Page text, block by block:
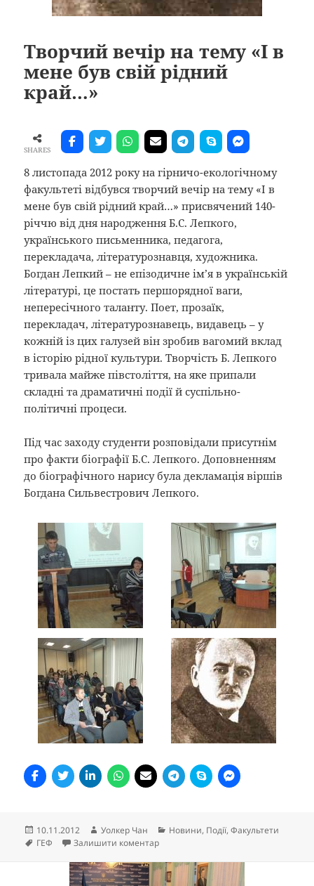
Творчий вечір на тему «І в
мене був свій рідний
край…»
SHARES
8 листопада 2012 року на гірничо-екологічному
факультеті відбувся творчий вечір на тему «І в
мене був свій рідний край…» присвячений 140-
річчю від дня народження Б.С. Лепкого,
українського письменника, педагога,
перекладача, літературознавця, художника.
Богдан Лепкий – не епізодичне ім’я в українській
літературі, це постать першорядної ваги,
непересічного таланту. Поет, прозаїк,
перекладач, літературознавець, видавець – у
кожній із цих галузей він зробив вагомий вклад
в історію рідної культури. Творчість Б. Лепкого
тривала майже півстоліття, на яке припали
складні та драматичні події й суспільно-
політичні процеси.
Під час заходу студенти розповідали присутнім
про факти біографії Б.С. Лепкого. Доповненням
до біографічного нарису була декламація віршів
Богдана Сильвестрович Лепкого.
Опубліковано
10.11.2012 Автор
Уолкер Чан Категорії
Новини, Події,Факультети
Позначки
ГЕФ Залишити коментардо Творчий вечір на тему «І в мене